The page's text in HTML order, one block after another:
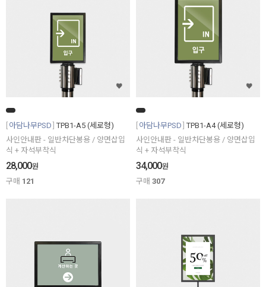
아담나무PSD TPB1-A5 (세로형)
사인안내판 - 일반차단봉용 / 양면삽입
식 + 자석부착식
28,000원
구매 121
아담나무PSD TPB1-A4 (세로형)
사인안내판 - 일반차단봉용 / 양면삽입
식 + 자석부착식
34,000원
구매 307